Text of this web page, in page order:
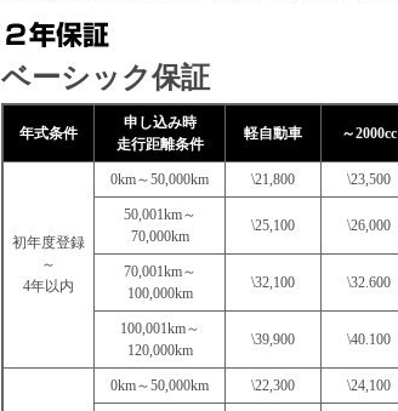
ベーシック保証
年式条件
申し込み時
走行距離条件
軽自動車 ～2000cc
初年度登録
～
4年以内
0km～50,000km \21,800 \23,500
50,001km～
70,000km
\25,100 \26,000
70,001km～
100,000km
\32,100 \32.600
100,001km～
120,000km
\39,900 \40.100
0km～50,000km \22,300 \24,100